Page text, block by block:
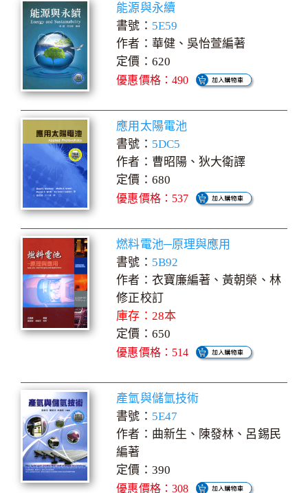
能源與永續
書號： 5E59
作者：華健、吳怡萱編著
定價：620
優惠價格：490
應用太陽電池
書號： 5DC5
作者：曹昭陽、狄大衛譯
定價：680
優惠價格：537
燃料電池─原理與應用
書號： 5B92
作者：衣寶廉編著、黃朝榮、林
修正校訂
庫存：28本
定價：650
優惠價格：514
產氫與儲氫技術
書號： 5E47
作者：曲新生、陳發林、呂錫民
編著
定價：390
優惠價格：308